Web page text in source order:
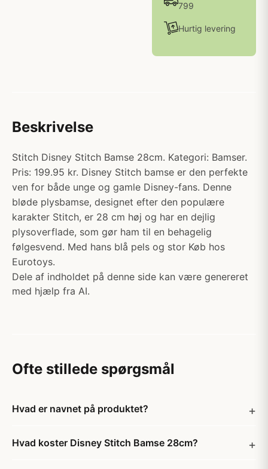
799
Hurtig levering
Beskrivelse
Stitch Disney Stitch Bamse 28cm. Kategori: Bamser.
Pris: 199.95 kr. Disney Stitch bamse er den perfekte
ven for både unge og gamle Disney-fans. Denne
bløde plysbamse, designet efter den populære
karakter Stitch, er 28 cm høj og har en dejlig
plysoverflade, som gør ham til en behagelig
følgesvend. Med hans blå pels og stor Køb hos
Eurotoys.
Dele af indholdet på denne side kan være genereret
med hjælp fra AI.
Ofte stillede spørgsmål
Hvad er navnet på produktet?
Hvad koster Disney Stitch Bamse 28cm?